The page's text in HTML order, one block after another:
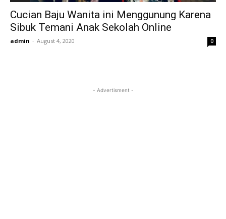
Cucian Baju Wanita ini Menggunung Karena
Sibuk Temani Anak Sekolah Online
admin - August 4, 2020 0
- Advertisment -